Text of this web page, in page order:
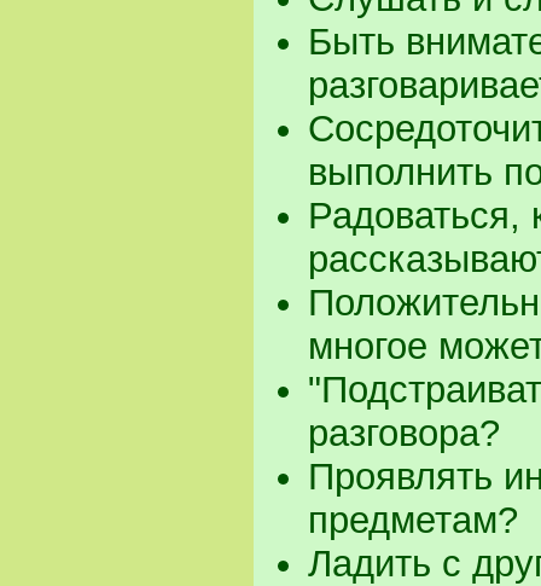
Быть
выполнить
Радоваться,
многое
разговора?
Проявлять
предметам?
Ладить с